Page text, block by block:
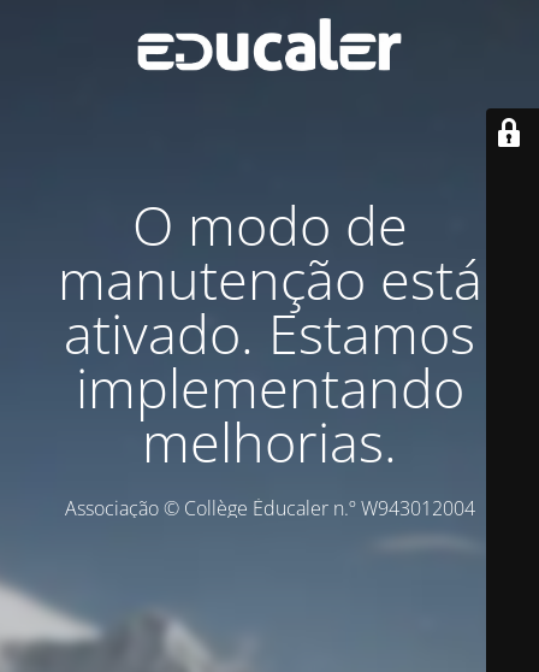
O modo de
manutenção está
ativado. Estamos
implementando
melhorias.
Associação © Collège Éducaler n.º W943012004